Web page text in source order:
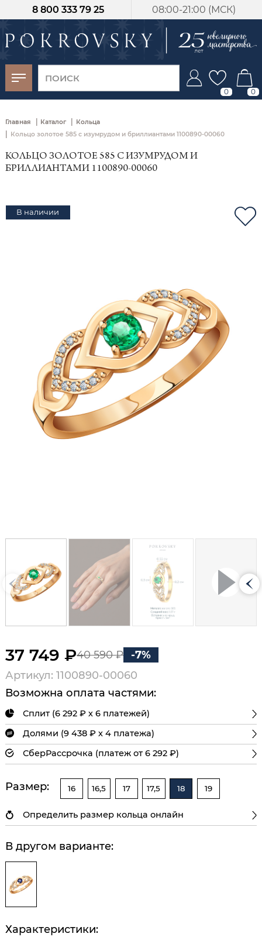
08:00-21:00 (МСК)
8 800 333 79 25
0 0
Главная | Каталог | Кольца
| Кольцо золотое 585 с изумрудом и бриллиантами 1100890-00060
КОЛЬЦО ЗОЛОТОЕ 585 С ИЗУМРУДОМ И
БРИЛЛИАНТАМИ 1100890-00060
В наличии
37 749 ₽40 590 ₽
-7%
Артикул: 1100890-00060
Возможна оплата частями:
Сплит (6 292 ₽ х 6 платежей)
Долями (9 438 ₽ х 4 платежа)
СберРассрочка (платеж от 6 292 ₽)
Размер: 16 16,5 17 17,5 18 19
Определить размер кольца онлайн
В другом варианте:
Характеристики:
-30%
от 15 дней с
момента оплаты